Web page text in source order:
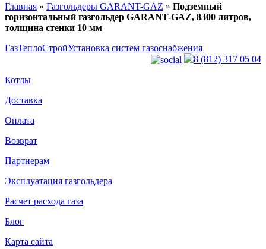
Главная » Газгольдеры GARANT-GAZ » Подземный
горизонтальный газгольдер GARANT-GAZ, 8300 литров,
толщина стенки 10 мм
ГазТеплоСтройУстановка систем газоснабжения
8 (812) 317 05 04
Котлы
Доставка
Оплата
Возврат
Партнерам
Эксплуатация газгольдера
Расчет расхода газа
Блог
Карта сайта